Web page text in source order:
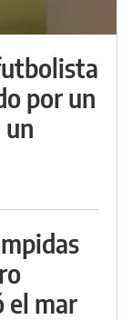
por un
el mar